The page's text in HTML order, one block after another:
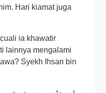
Hari kiamat juga
ia khawatir
lainnya mengalami
Syekh Ihsan bin